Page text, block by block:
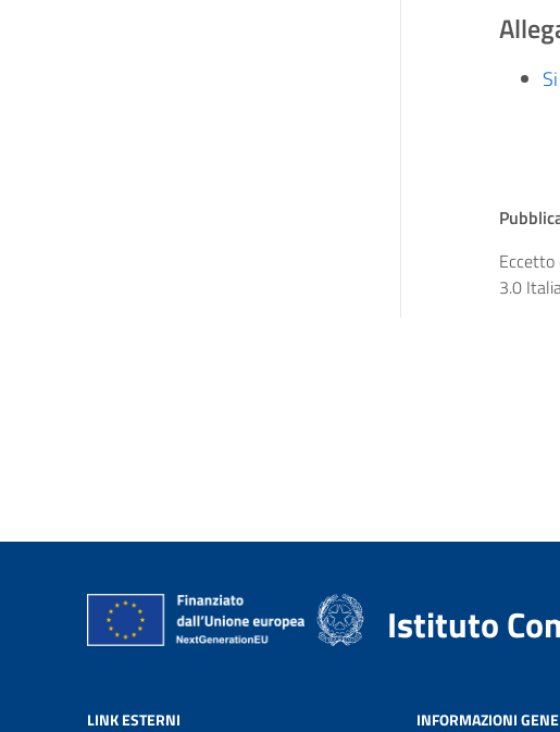
3.0
Istituto
LINK ESTERNI INFORMAZIONI